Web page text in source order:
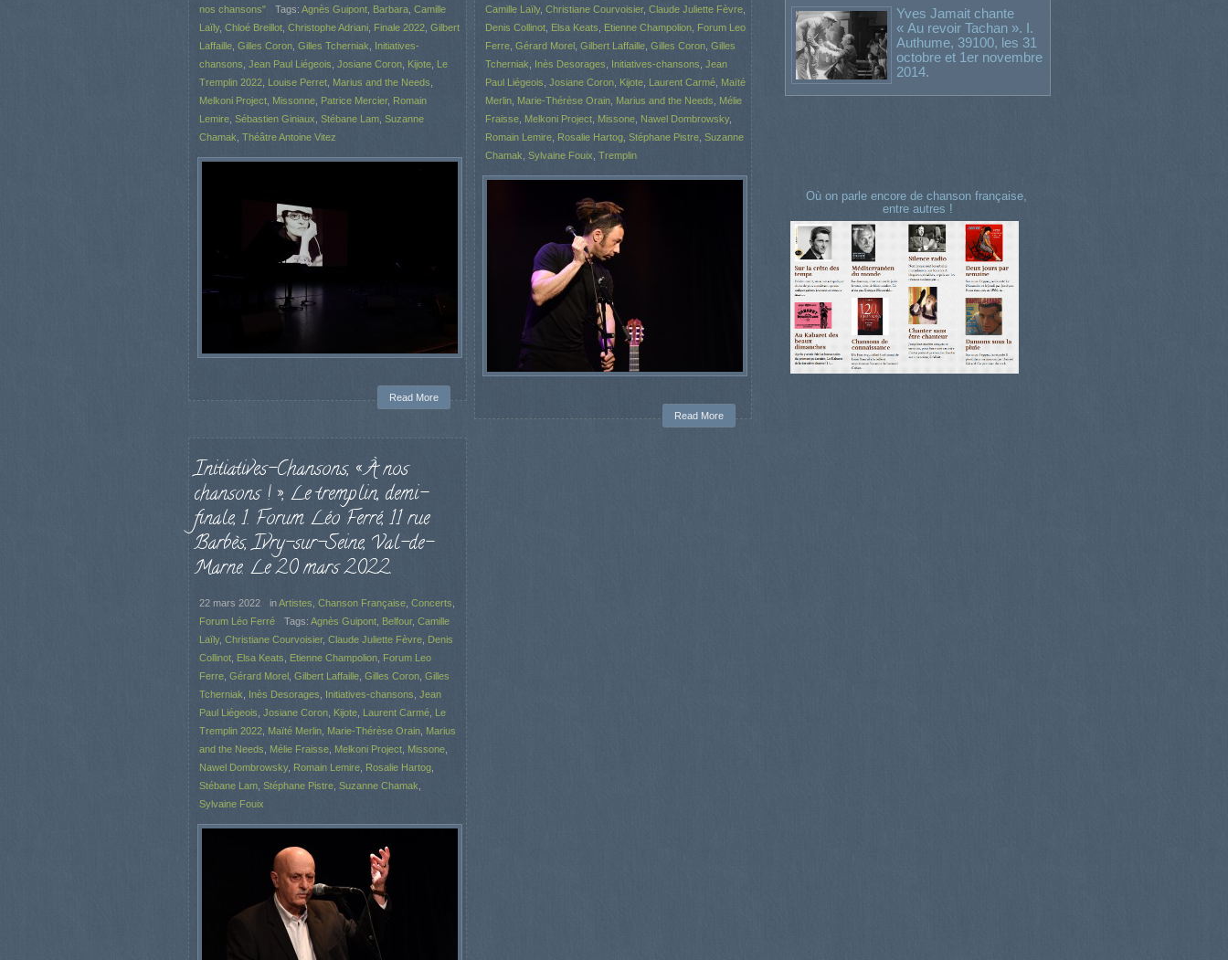
nos chansons"
Tags: Agnès Guipont Barbara Camille
Laïly, Chloé Breillot Christophe Adriani Finale 2022 Gilbert
Laffaille Gilles Coron Gilles Tcherniak
Initiatives-
chansons Jean Paul Liégeois Josiane Coron Kijote Le
Tremplin 2022 Louise Perret Marius and the Needs
Melkoni Project Missonne Patrice Mercier, Romain
Lemire Sébastien Giniaux Stébane Lam Suzanne
Chamak Théâtre Antoine Vitez
Read More
Camille Laïly, Christiane Courvoisier, Claude Juliette Fèvre,
Denis Collinot, Elsa Keats Etienne Champolion, Forum Leo
Ferre, Gérard Morel, Gilbert Laffaille, Gilles Coron, Gilles
Tcherniak
Inès Desorages Initiatives-chansons Jean
Paul Liégeois Josiane Coron, Kijote, Laurent Carmé, Maïté
Merlin, Marie-Thérèse Orain, Marius and the Needs
Mélie
Fraisse, Melkoni Project, Missone, Nawel Dombrowsky,
Romain Lemire, Rosalie Hartog, Stéphane Pistre, Suzanne
Chamak Sylvaine Fouix Tremplin
Read More
Initiatives-Chansons, « À nos
chansons ! », Le tremplin, demi-
finale, 1. Forum Léo Ferré, 11 rue
Barbès, Ivry-sur-Seine, Val-de-
Marne. Le 20 mars 2022.
22 mars 2022 inArtistes Chanson Française Concerts
Forum Léo Ferré
Tags: Agnès Guipont Belfour, Camille
Laïly, Christiane Courvoisier, Claude Juliette Fèvre Denis
Collinot Elsa Keats Etienne Champolion Forum Leo
Ferre Gérard Morel Gilbert Laffaille Gilles Coron Gilles
Tcherniak
Inès Desorages Initiatives-chansons Jean
Paul Liégeois Josiane Coron Kijote Laurent Carmé Le
Tremplin 2022 Maïté Merlin Marie-Thérèse Orain Marius
and the Needs
Mélie Fraisse Melkoni Project Missone
Nawel Dombrowsky, Romain Lemire Rosalie Hartog
Stébane Lam Stéphane Pistre Suzanne Chamak
Sylvaine Fouix
Yves Jamait chante
« Au revoir Tachan ». I.
Authume, 39100, les 31
octobre et 1er novembre
2014.
Où on parle encore de chanson française,
entre autres !